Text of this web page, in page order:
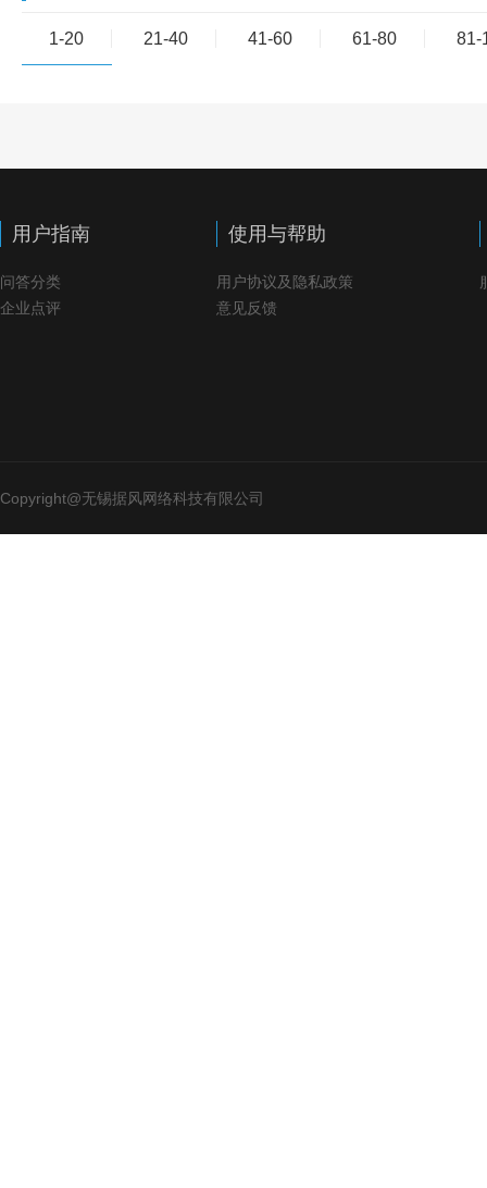
1-20 21-40 41-60 61-80 81-
用户指南
问答分类
企业点评
使用与帮助
用户协议及隐私政策
意见反馈
Copyright@无锡据风网络科技有限公司